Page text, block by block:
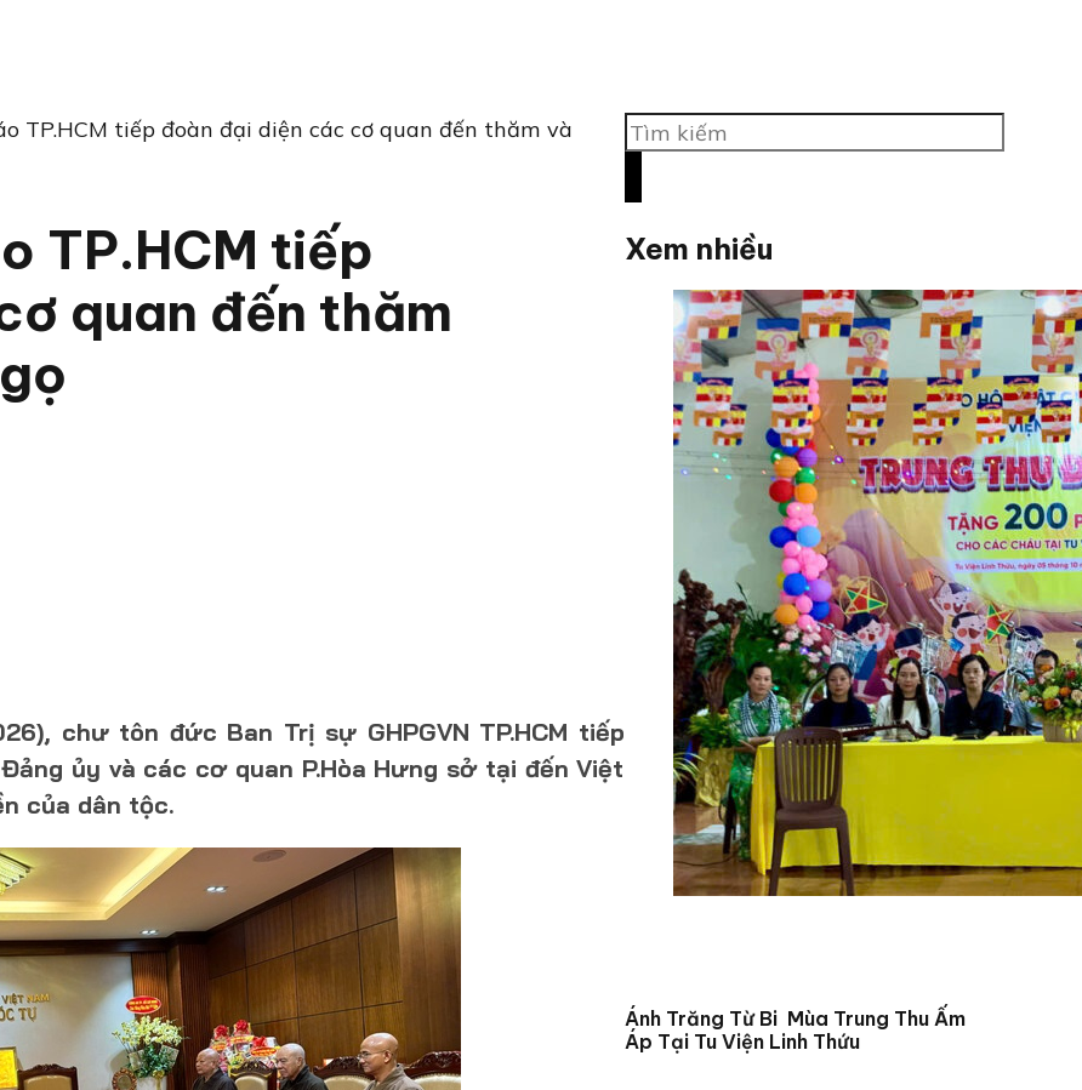
TP.HCM tiếp đoàn đại diện các cơ quan đến thăm và
TP.HCM tiếp
quan đến thăm
chư tôn đức Ban Trị sự GHPGVN TP.HCM tiếp
ủy và các cơ quan P.Hòa Hưng sở tại đến Việt
của dân tộc.
Tìm
kiếm
Xem nhiều
Ánh Trăng Từ Bi Mùa Trung Thu Ấm
Áp Tại Tu Viện Linh Thứu